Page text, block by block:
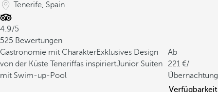
Tenerife, Spain
4.9/5
525 Bewertungen
Gastronomie mit CharakterExklusives Design
von der Küste Teneriffas inspiriertJunior Suiten
mit Swim-up-Pool
Ab
221
/
Übernachtung
Verfügbarkeit